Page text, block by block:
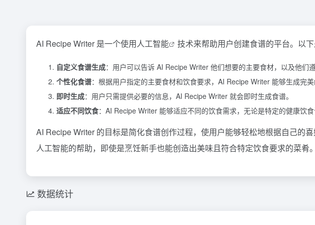
AI Recipe Writer 是一个使用人工智能 技术来帮助用户创建食谱的平台。以
自定义食谱生成：用户可以告诉 AI Recipe Writer 他们想要的主要食材，以及他们
个性化食谱：根据用户指定的主要食材和饮食要求，AI Recipe Writer 能够生成完
即时生成：用户只需提供必要的信息，AI Recipe Writer 就会即时生成食谱。
适应不同饮食：AI Recipe Writer 能够适应不同的饮食需求，无论是特定的健康饮食
AI Recipe Writer 的目标是简化食谱创作过程，使用户能够轻松地根据自己的
人工智能的帮助，即使是烹饪新手也能创造出美味且符合特定饮食要求的菜肴。
数据统计